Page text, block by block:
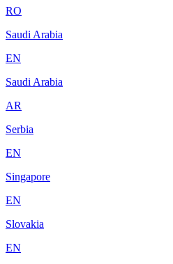
RO
Saudi Arabia
EN
Saudi Arabia
AR
Serbia
EN
Singapore
EN
Slovakia
EN